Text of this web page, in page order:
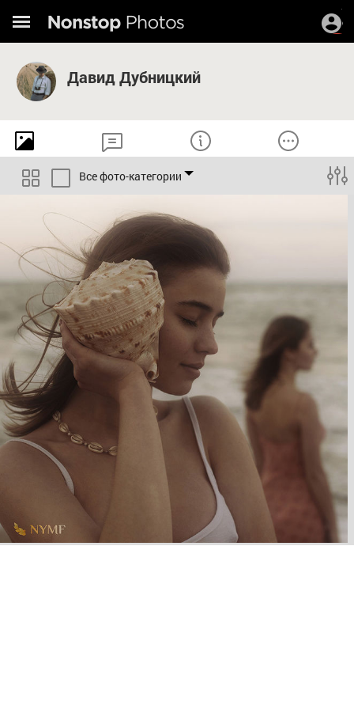
Давид Дубницкий
Все фото-категории